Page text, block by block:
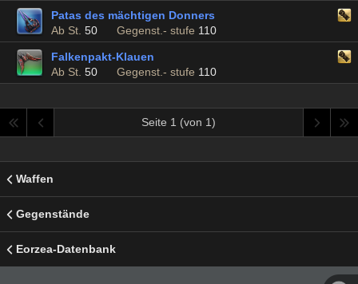
Patas des mächtigen Donners
Ab St. 50 Gegenst.- stufe 110
Falkenpakt-Klauen
Ab St. 50 Gegenst.- stufe 110
Seite 1 (von 1)
Waffen
Gegenstände
Eorzea-Datenbank